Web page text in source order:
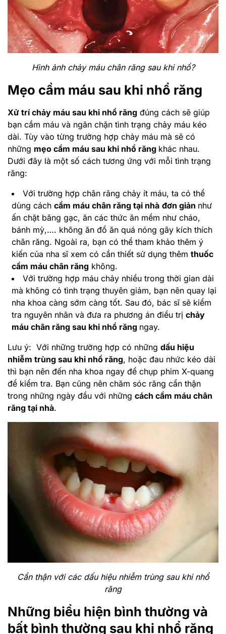
Hình ảnh chảy máu chân răng sau khi nhổ?
Mẹo cầm máu sau khi nhổ răng
Xử trí chảy máu sau khi nhổ răng đúng cách sẽ giúp
bạn cầm máu và ngăn chặn tình trạng chảy máu kéo
dài. Tùy vào từng trường hợp chảy máu mà sẽ có
những mẹo cầm máu sau khi nhổ răng khác nhau.
Dưới đây là một số cách tương ứng với mỗi tình trạng
răng:
Với trường hợp chân răng chảy ít máu, ta có thể
dùng cách cầm máu chân răng tại nhà đơn giản như
ấn chặt băng gạc, ăn các thức ăn mềm như cháo,
bánh mỳ,…. không ăn đồ ăn quá nóng gây kích thích
chân răng. Ngoài ra, bạn có thể tham khảo thêm ý
kiến của nha sĩ xem có cần thiết sử dụng thêm thuốc
cầm máu chân răng không.
Với trường hợp máu chảy nhiều trong thời gian dài
mà không có tình trạng thuyên giảm, bạn nên quay lại
nha khoa càng sớm càng tốt. Sau đó, bác sĩ sẽ kiểm
tra nguyên nhân và đưa ra phương án điều trị chảy
máu chân răng sau khi nhổ răng ngay.
Lưu ý: Với những trường hợp có những dấu hiệu
nhiễm trùng sau khi nhổ răng, hoặc đau nhức kéo dài
thì bạn nên đến nha khoa ngay để chụp phim X-quang
để kiểm tra. Bạn cũng nên chăm sóc răng cẩn thận
trong những ngày đầu với những cách cầm máu chân
răng tại nhà.
Cẩn thận với các dấu hiệu nhiễm trùng sau khi nhổ
răng
Những biểu hiện bình thường và
bất bình thường sau khi nhổ răng